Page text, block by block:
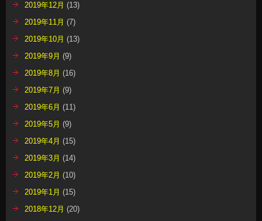
2019年12月 (13)
2019年11月 (7)
2019年10月 (13)
2019年9月 (9)
2019年8月 (16)
2019年7月 (9)
2019年6月 (11)
2019年5月 (9)
2019年4月 (15)
2019年3月 (14)
2019年2月 (10)
2019年1月 (15)
2018年12月 (20)